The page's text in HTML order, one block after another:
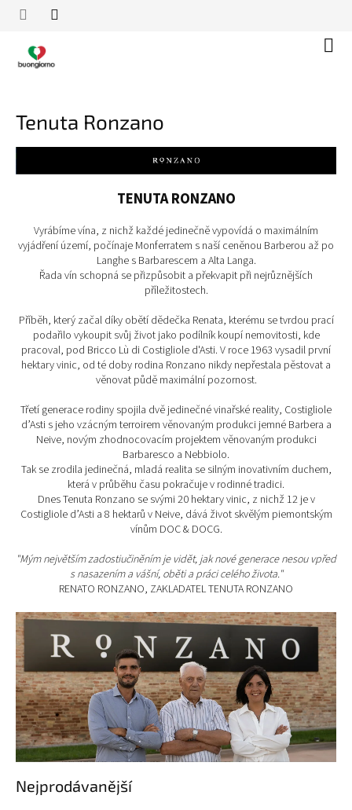
Přejít
Tenuta Ronzano
TENUTA RONZANO
Vyrábíme vína, z nichž každé jedinečně vypovídá o maximálním
vyjádření území, počínaje Monferratem s naší ceněnou Barberou až po
Langhe s Barbarescem a Alta Langa.
Řada vín schopná se přizpůsobit a překvapit při nejrůznějších
příležitostech.
Příběh, který začal díky obětí dědečka Renata, kterému se tvrdou prací
podařilo vykoupit svůj život jako podílník koupí nemovitosti, kde
pracoval, pod Bricco Lù di Costigliole d'Asti. V roce 1963 vysadil první
hektary vinic, od té doby rodina Ronzano nikdy nepřestala pěstovat a
věnovat půdě maximální pozornost.
Třetí generace rodiny spojila dvě jedinečné vinařské reality, Costigliole
d’Asti s jeho vzácným terroirem věnovaným produkci jemné Barbera a
Neive, novým zhodnocovacím projektem věnovaným produkci
Barbaresco a Nebbiolo.
Tak se zrodila jedinečná, mladá realita se silným inovativním duchem,
která v průběhu času pokračuje v rodinné tradici.
Dnes Tenuta Ronzano se svými 20 hektary vinic, z nichž 12 je v
Costigliole d’Asti a 8 hektarů v Neive, dává život skvělým piemontským
vínům DOC & DOCG.
"Mým největším zadostiučiněním je vidět, jak nové generace nesou vpřed
s nasazením a vášní, oběti a práci celého života."
RENATO RONZANO, ZAKLADATEL TENUTA RONZANO
Nejprodávanější